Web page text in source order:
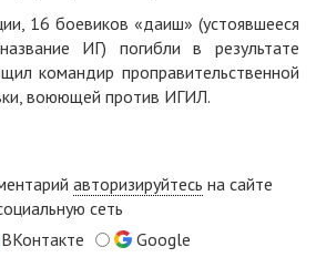
16 боевиков «даиш» (устоявшееся
ИГ) погибли в результате
командир проправительственной
воюющей против ИГИЛ.
авторизируйтесь на сайте
сеть
ВКонтакте
Google